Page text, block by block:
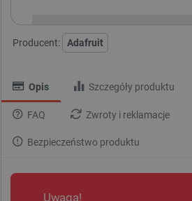
Producent: Adafruit
Opis Szczegóły produktu
FAQ Zwroty i reklamacje
Bezpieczeństwo produktu
Uwaga!